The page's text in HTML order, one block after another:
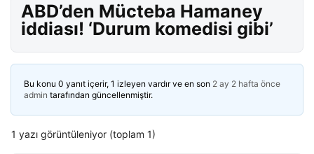
ABD’den Mücteba Hamaney
iddiası! ‘Durum komedisi gibi’
Bu konu 0 yanıt içerir, 1 izleyen vardır ve en son 2 ay 2 hafta önce
admin tarafından güncellenmiştir.
1 yazı görüntüleniyor (toplam 1)